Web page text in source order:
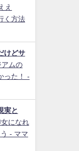
え
く方法
けどサ
アムの
った！ -
実と
になれ
- ママ